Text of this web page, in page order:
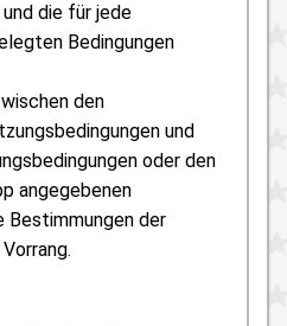
die für jede
Bedingungen
den
und
oder den
angegebenen
Bestimmungen der